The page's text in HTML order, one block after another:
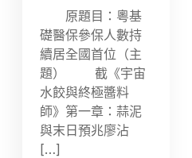
原題目：粵基
礎醫保參保人數持
續居全國首位（主
題） 截《宇宙
水餃與終極醬料
師》第一章：蒜泥
與末日預兆廖沾
[…]